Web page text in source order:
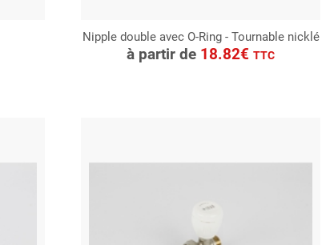
Nipple double avec O-Ring - Tournable nicklé
à partir de 18.82€TTC
CONSULTER
Demande de devis